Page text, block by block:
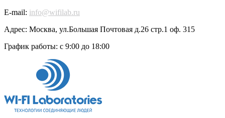
E-mail: info@wifilab.ru
Адрес: Москва, ул.Большая Почтовая д.26 стр.1 оф. 315
График работы: с 9:00 до 18:00